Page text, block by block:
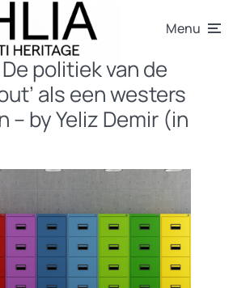
Menu
politiek van de
als een westers
– by Yeliz Demir (in